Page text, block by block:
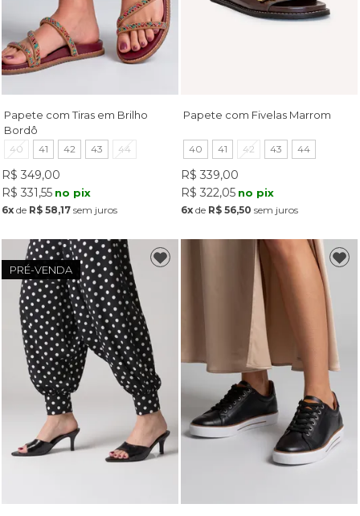
Papete com Tiras em Brilho
Bordô
40 41 42 43 44
R$ 349,00
R$ 331,55 no pix
6xde R$ 58,17sem juros
Papete com Fivelas Marrom
40 41 42 43 44
R$ 339,00
R$ 322,05 no pix
6x de R$ 56,50 sem juros
PRÉ-VENDA